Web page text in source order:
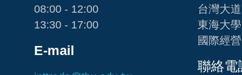
08:00 - 12:00
13:30 - 17:00
E-mail
台灣大
東海大
國際經
聯絡電